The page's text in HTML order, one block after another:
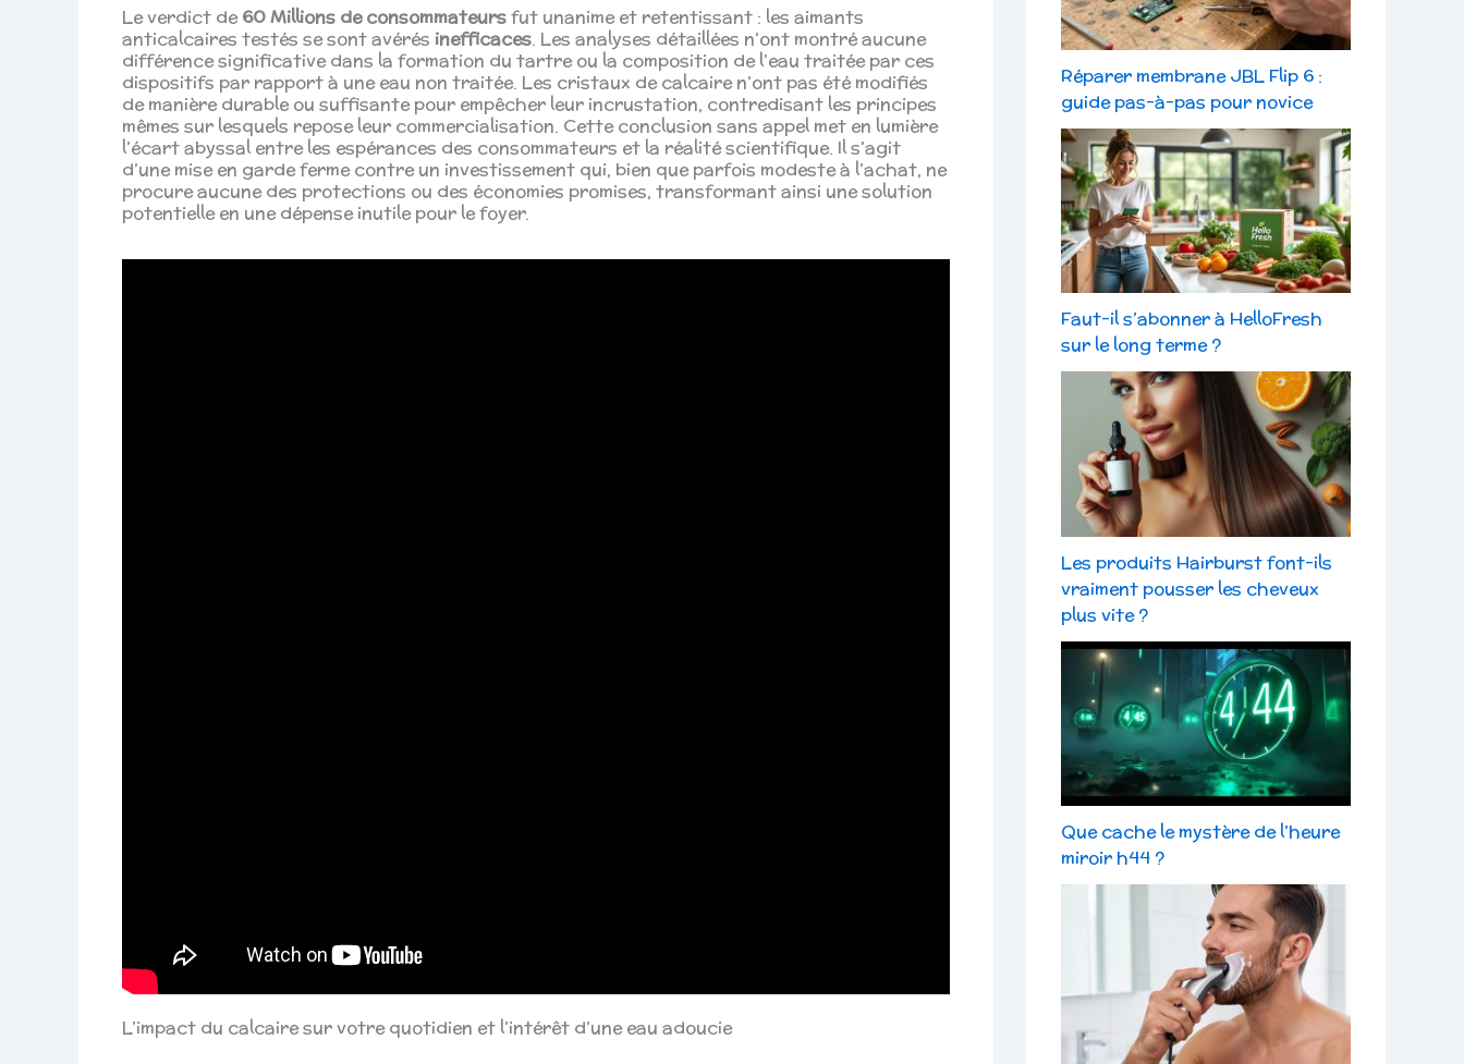
Le verdict de60 Millions de consommateursfut unanime et retentissant : les aimants
anticalcaires testés se sont avérés inefficaces. Les analyses détaillées n’ont montré aucune
différence significative dans la formation du tartre ou la composition de l’eau traitée par ces
dispositifs par rapport à une eau non traitée. Les cristaux de calcaire n’ont pas été modifiés
de manière durable ou suffisante pour empêcher leur incrustation, contredisant les principes
mêmes sur lesquels repose leur commercialisation. Cette conclusion sans appel met en lumière
l’écart abyssal entre les espérances des consommateurs et la réalité scientifique. Il s’agit
d’une mise en garde ferme contre un investissement qui, bien que parfois modeste à l’achat, ne
procure aucune des protections ou des économies promises, transformant ainsi une solution
potentielle en une dépense inutile pour le foyer.
L’impact du calcaire sur votre quotidien et l’intérêt d’une eau adoucie
Réparer membrane JBL Flip 6 :
guide pas-à-pas pour novice
Faut-il s’abonner à HelloFresh
sur le long terme ?
Les produits Hairburst font-ils
vraiment pousser les cheveux
plus vite ?
Que cache le mystère de l’heure
miroir h44 ?